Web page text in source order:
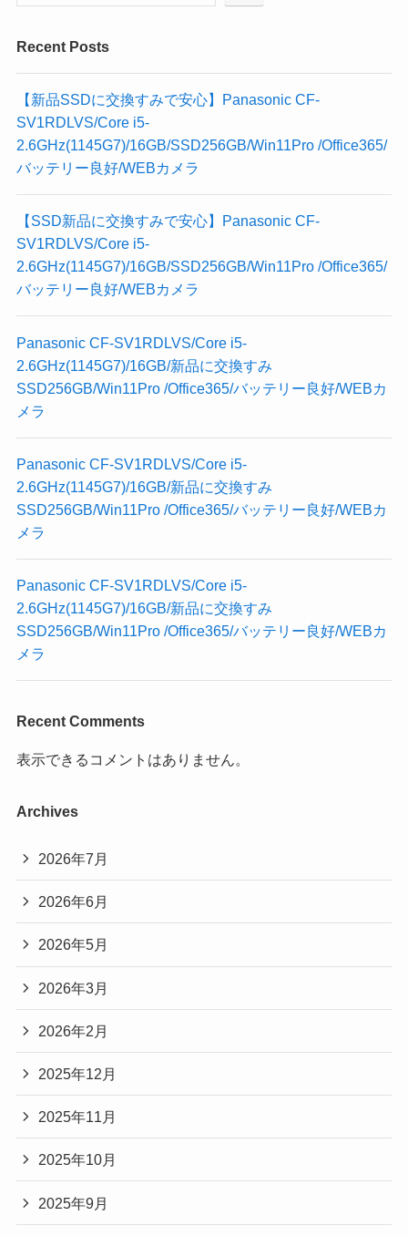
Recent Posts
【新品SSDに交換すみで安心】Panasonic CF-
SV1RDLVS/Core i5-
2.6GHz(1145G7)/16GB/SSD256GB/Win11Pro /Office365/
バッテリー良好/WEBカメラ
【SSD新品に交換すみで安心】Panasonic CF-
SV1RDLVS/Core i5-
2.6GHz(1145G7)/16GB/SSD256GB/Win11Pro /Office365/
バッテリー良好/WEBカメラ
Panasonic CF-SV1RDLVS/Core i5-
2.6GHz(1145G7)/16GB/新品に交換すみ
SSD256GB/Win11Pro /Office365/バッテリー良好/WEBカ
メラ
Panasonic CF-SV1RDLVS/Core i5-
2.6GHz(1145G7)/16GB/新品に交換すみ
SSD256GB/Win11Pro /Office365/バッテリー良好/WEBカ
メラ
Panasonic CF-SV1RDLVS/Core i5-
2.6GHz(1145G7)/16GB/新品に交換すみ
SSD256GB/Win11Pro /Office365/バッテリー良好/WEBカ
メラ
Recent Comments
表示できるコメントはありません。
Archives
2026年7月
2026年6月
2026年5月
2026年3月
2026年2月
2025年12月
2025年11月
2025年10月
2025年9月